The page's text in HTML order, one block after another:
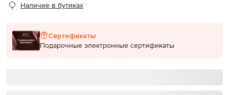
Наличие в бутиках
Сертификаты
Подарочные электронные сертификаты